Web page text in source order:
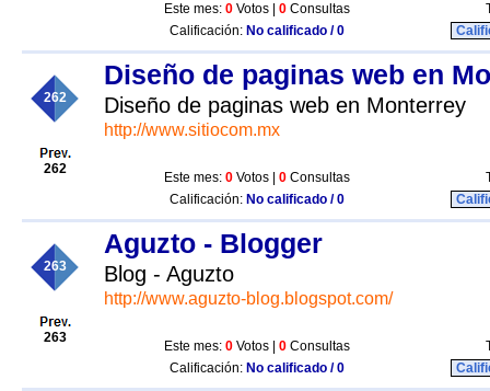
Este mes: 0 Votos | 0 Consultas
Calificación: No calificado / 0
262
262
Diseño de paginas web en
Diseño de paginas web en Monterrey
http://www.sitiocom.mx
Este mes: 0 Votos | 0 Consultas
Calificación: No calificado / 0
263
263
Aguzto - Blogger
Blog - Aguzto
http://www.aguzto-blog.blogspot.com/
Este mes: 0 Votos | 0 Consultas
Calificación: No calificado / 0